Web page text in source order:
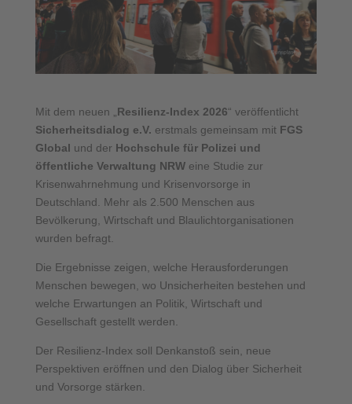
Mit dem neuen „ Resilienz-Index 2026“ veröffentlicht
Sicherheitsdialog e.V. erstmals gemeinsam mit FGS
Global und der Hochschule für Polizei und
öffentliche Verwaltung NRWeine Studie zur
Krisenwahrnehmung und Krisenvorsorge in
Deutschland. Mehr als 2.500 Menschen aus
Bevölkerung, Wirtschaft und Blaulichtorganisationen
wurden befragt.
Die Ergebnisse zeigen, welche Herausforderungen
Menschen bewegen, wo Unsicherheiten bestehen und
welche Erwartungen an Politik, Wirtschaft und
Gesellschaft gestellt werden.
Der Resilienz-Index soll Denkanstoß sein, neue
Perspektiven eröffnen und den Dialog über Sicherheit
und Vorsorge stärken.